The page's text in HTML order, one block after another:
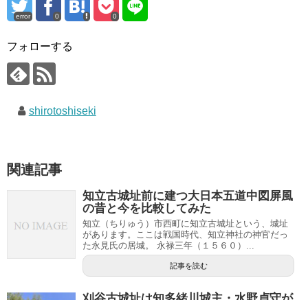
error 0 0
フォローする
shirotoshiseki
関連記事
知立古城址前に建つ大日本五道中図屏風
の昔と今を比較してみた
知立（ちりゅう）市西町に知立古城址という、城址
があります。ここは戦国時代、知立神社の神官だっ
た永見氏の居城。 永禄三年（１５６０）...
記事を読む